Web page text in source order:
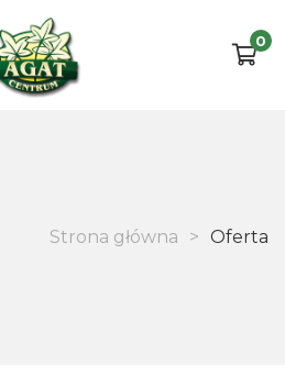
0
Strona główna > Oferta